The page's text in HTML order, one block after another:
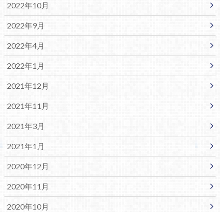
2022年10月
2022年9月
2022年4月
2022年1月
2021年12月
2021年11月
2021年3月
2021年1月
2020年12月
2020年11月
2020年10月